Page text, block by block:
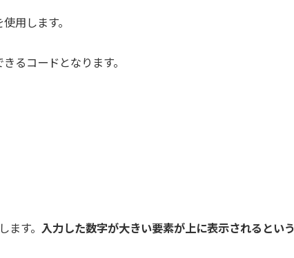
用します。
るコードとなります。
す。 入力した数字が大きい要素が上に表示されるという